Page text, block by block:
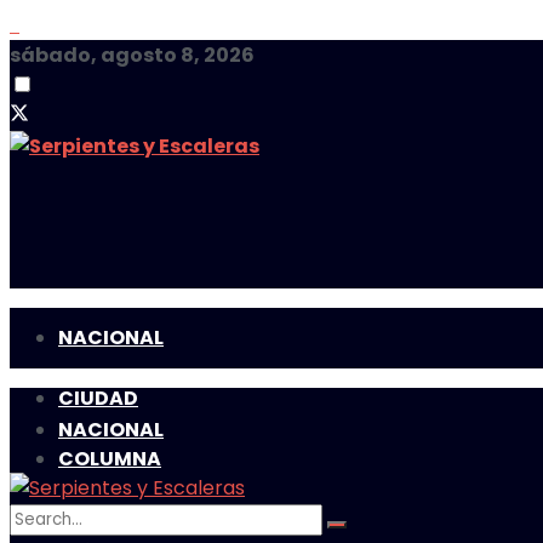
sábado, agosto 8, 2026
NACIONAL
CIUDAD
COLUMNA
MULTIMEDIA
NACIONAL
CIUDAD